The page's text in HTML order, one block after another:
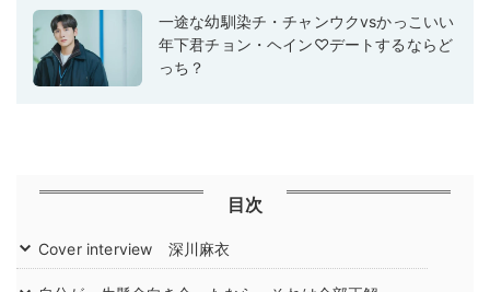
一途な幼馴染チ・チャンウクvsかっこいい
年下君チョン・ヘイン♡デートするならど
っち？
目次
Cover interview 深川麻衣